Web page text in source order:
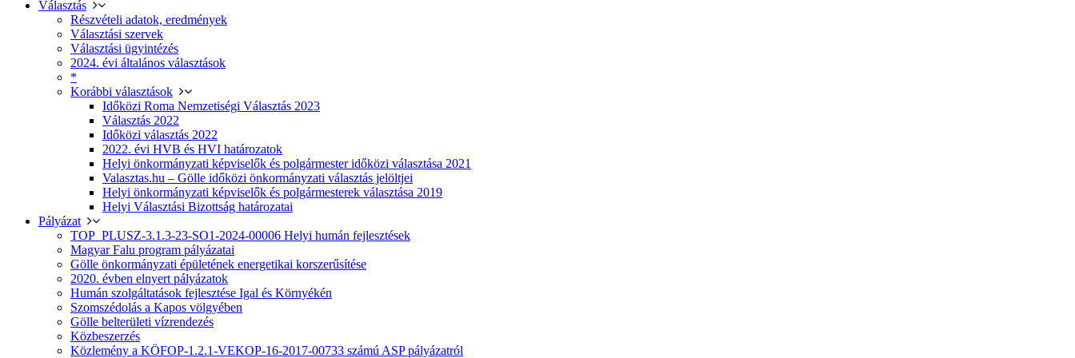
Választás
Részvételi adatok, eredmények
Választási szervek
Választási ügyintézés
2024. évi általános választások
*
Korábbi választások
Időközi Roma Nemzetiségi Választás 2023
Választás 2022
Időközi választás 2022
2022. évi HVB és HVI határozatok
Helyi önkormányzati képviselők és polgármester időközi választása 2021
Valasztas.hu – Gölle időközi önkormányzati választás jelöltjei
Helyi önkormányzati képviselők és polgármesterek választása 2019
Helyi Választási Bizottság határozatai
Pályázat
TOP_PLUSZ-3.1.3-23-SO1-2024-00006 Helyi humán fejlesztések
Magyar Falu program pályázatai
Gölle önkormányzati épületének energetikai korszerűsítése
2020. évben elnyert pályázatok
Humán szolgáltatások fejlesztése Igal és Környékén
Szomszédolás a Kapos völgyében
Gölle belterületi vízrendezés
Közbeszerzés
Közlemény a KÖFOP-1.2.1-VEKOP-16-2017-00733 számú ASP pályázatról